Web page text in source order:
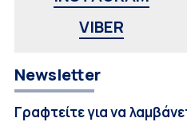
VIBER
Newsletter
Γραφτείτε για να